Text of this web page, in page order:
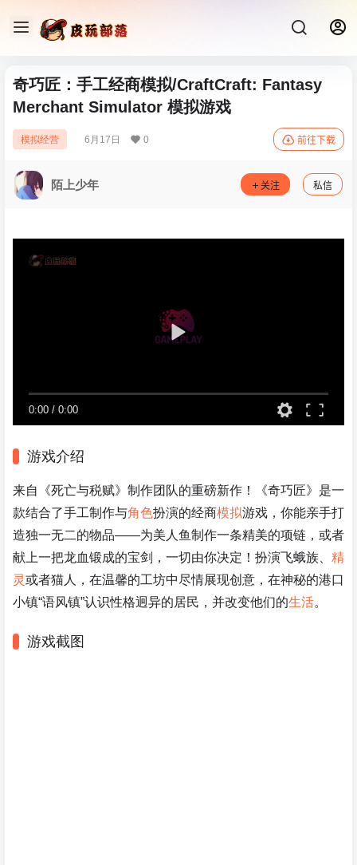
奇巧匠：手工经商模拟/CraftCraft: Fantasy
Merchant Simulator 模拟‎游戏
模拟经营 6月17日 0 前往下载
陌上少年 关注 私信
0:00 / 0:00
游戏介绍
来自《死亡与税赋》制作团队的重磅新作！《奇巧匠》是一
款结合了手工制作与角色扮演的经商模拟游戏，你能亲手打
造独一无二的物品——为美人鱼制作一条精美的项链，或者
献上一把龙血锻成的宝剑，一切由你决定！扮演飞蛾族、 精
灵或者猫人，在温馨的工坊中尽情展现创意，在神秘的港口
小镇“语风镇”认识性格迥异的居民，并改变他们的生活
游戏截图